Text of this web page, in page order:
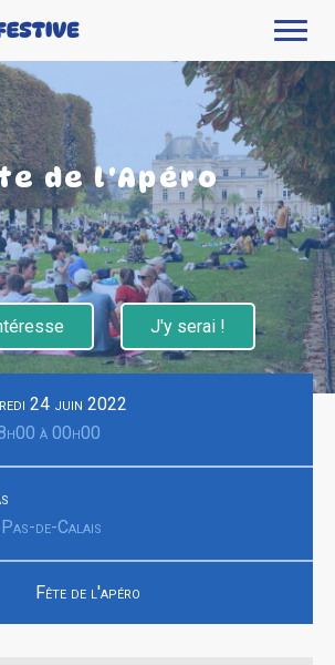
de l'Apéro
J'y serai !
24 juin 2022
à 00h00
de-Calais
Fête de l'apéro